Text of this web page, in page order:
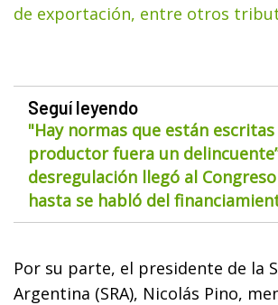
de exportación, entre otros
Seguí leyendo
"Hay normas que están
productor fuera un
desregulación llegó al
hasta se habló del
Por su parte, el presidente de la
Argentina (SRA), Nicolás Pino,